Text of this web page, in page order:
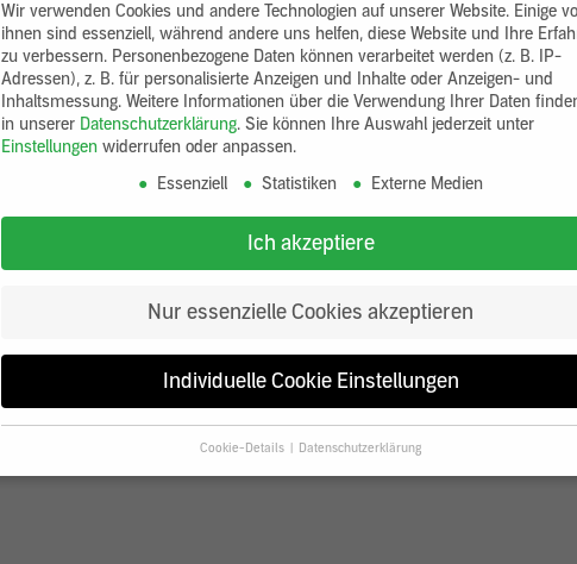
Wir verwenden Cookies und andere Technologien auf unserer Website. Einige
ihnen sind essenziell, während andere uns helfen, diese Website und Ihre
zu verbessern. Personenbezogene Daten können verarbeitet werden (z. B. IP-
Adressen), z. B. für personalisierte Anzeigen und Inhalte oder Anzeigen- und
Inhaltsmessung. Weitere Informationen über die Verwendung Ihrer Daten
in unserer Datenschutzerklärung. Sie können Ihre Auswahl jederzeit unter
Einstellungen widerrufen oder anpassen.
Essenziell
Statistiken Externe Medien
Ich akzeptiere
Nur essenzielle Cookies akzeptieren
Individuelle Cookie Einstellungen
Cookie-Details Datenschutzerklärung
Datenschutzeinstellungen